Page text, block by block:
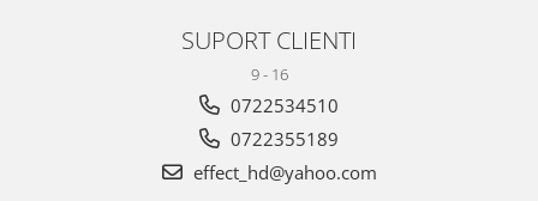
SUPORT CLIENTI
9 - 16
0722534510
0722355189
effect_hd@yahoo.com